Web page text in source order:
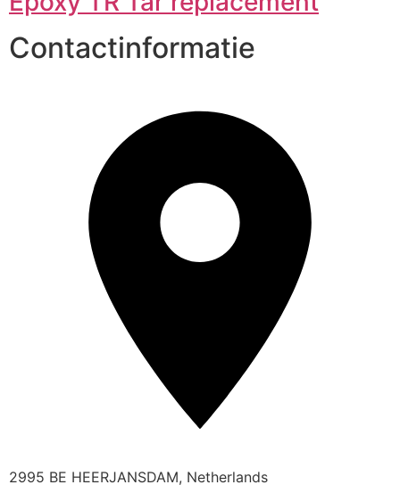
Contactinformatie
2995 BE HEERJANSDAM, Netherlands